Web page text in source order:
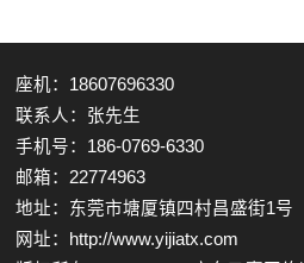
座机：18607696330
联系人：张先生
手机号：186-0769-6330
邮箱：22774963
地址：东莞市塘厦镇四村昌盛街1号
网址：http://www.yijiatx.com